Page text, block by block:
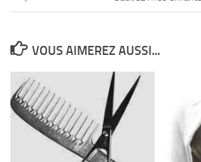
VOUS AIMEREZ AUSSI...